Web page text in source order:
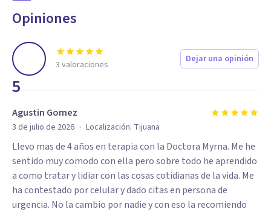
Opiniones
5
3 valoraciones Dejar una opinión
Agustin Gomez
3 de julio de 2026 · Localización: Tijuana
Llevo mas de 4 años en terapia con la Doctora Myrna. Me he
sentido muy comodo con ella pero sobre todo he aprendido
a como tratar y lidiar con las cosas cotidianas de la vida. Me
ha contestado por celular y dado citas en persona de
urgencia. No la cambio por nadie y con eso la recomiendo